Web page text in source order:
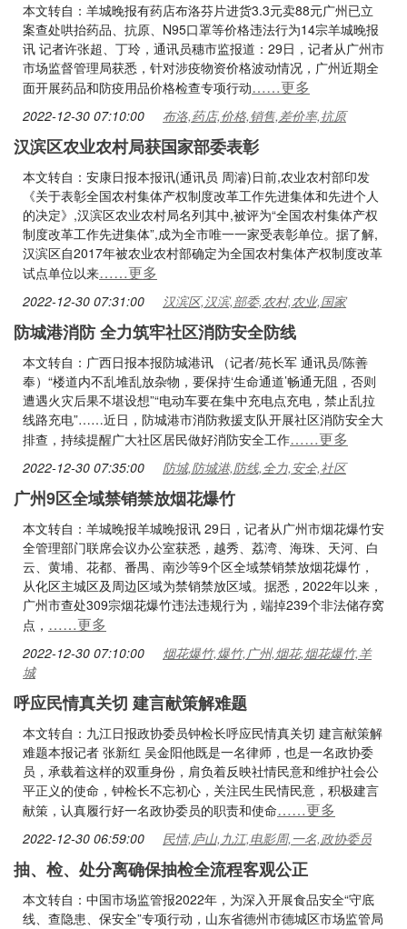
本文转自：羊城晚报有药店布洛芬片进货3.3元卖88元广州已立
案查处哄抬药品、抗原、N95口罩等价格违法行为14宗羊城晚报
讯 记者许张超、丁玲，通讯员穗市监报道：29日，记者从广州市
市场监督管理局获悉，针对涉疫物资价格波动情况，广州近期全
面开展药品和防疫用品价格检查专项行动……更多
2022-12-30 07:10:00 布洛,药店,价格,销售,差价率,抗原
汉滨区农业农村局获国家部委表彰
本文转自：安康日报本报讯(通讯员 周濬)日前,农业农村部印发
《关于表彰全国农村集体产权制度改革工作先进集体和先进个人
的决定》,汉滨区农业农村局名列其中,被评为“全国农村集体产权
制度改革工作先进集体”,成为全市唯一一家受表彰单位。据了解,
汉滨区自2017年被农业农村部确定为全国农村集体产权制度改革
试点单位以来……更多
2022-12-30 07:31:00 汉滨区,汉滨,部委,农村,农业,国家
防城港消防 全力筑牢社区消防安全防线
本文转自：广西日报本报防城港讯 （记者/苑长军 通讯员/陈善
奉）“楼道内不乱堆乱放杂物，要保持‘生命通道’畅通无阻，否则
遭遇火灾后果不堪设想”“电动车要在集中充电点充电，禁止乱拉
线路充电”……近日，防城港市消防救援支队开展社区消防安全大
排查，持续提醒广大社区居民做好消防安全工作……更多
2022-12-30 07:35:00 防城,防城港,防线,全力,安全,社区
广州9区全域禁销禁放烟花爆竹
本文转自：羊城晚报羊城晚报讯 29日，记者从广州市烟花爆竹安
全管理部门联席会议办公室获悉，越秀、荔湾、海珠、天河、白
云、黄埔、花都、番禺、南沙等9个区全域禁销禁放烟花爆竹，
从化区主城区及周边区域为禁销禁放区域。据悉，2022年以来，
广州市查处309宗烟花爆竹违法违规行为，端掉239个非法储存窝
点， ……更多
2022-12-30 07:10:00
烟花爆竹,爆竹,广州,烟花,烟花爆竹,羊
城
呼应民情真关切 建言献策解难题
本文转自：九江日报政协委员钟检长呼应民情真关切 建言献策解
难题本报记者 张新红 吴金阳他既是一名律师，也是一名政协委
员，承载着这样的双重身份，肩负着反映社情民意和维护社会公
平正义的使命，钟检长不忘初心，关注民生民情民意，积极建言
献策，认真履行好一名政协委员的职责和使命……更多
2022-12-30 06:59:00 民情,庐山,九江,电影周,一名,政协委员
抽、检、处分离确保抽检全流程客观公正
本文转自：中国市场监管报2022年，为深入开展食品安全“守底
线、查隐患、保安全”专项行动，山东省德州市德城区市场监管局